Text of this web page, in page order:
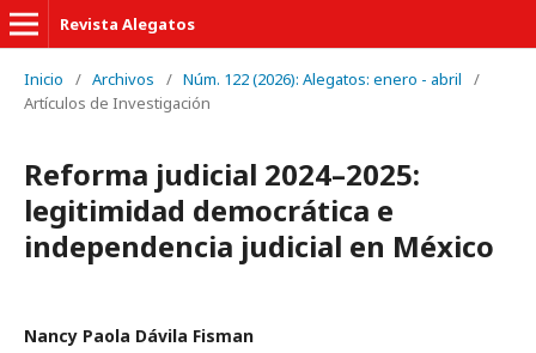
Revista Alegatos
Inicio / Archivos / Núm. 122 (2026): Alegatos: enero - abril
/
Artículos de Investigación
Reforma judicial 2024–2025:
legitimidad democrática e
independencia judicial en México
Nancy Paola Dávila Fisman